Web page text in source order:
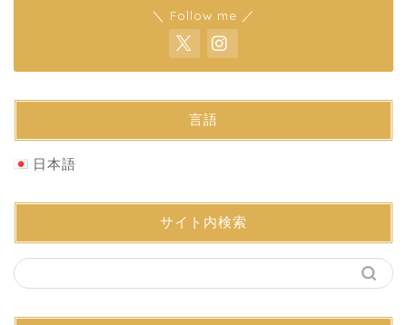
＼ Follow me ／
言語
日本語
サイト内検索